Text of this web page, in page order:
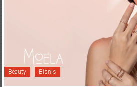
Beauty Bisnis